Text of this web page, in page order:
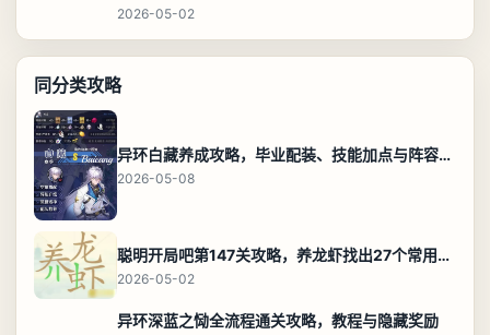
2026-05-02
同分类攻略
异环白藏养成攻略，毕业配装、技能加点与阵容搭配保姆级解析
2026-05-08
聪明开局吧第147关攻略，养龙虾找出27个常用字通关答案
2026-05-02
异环深蓝之恸全流程通关攻略，教程与隐藏奖励